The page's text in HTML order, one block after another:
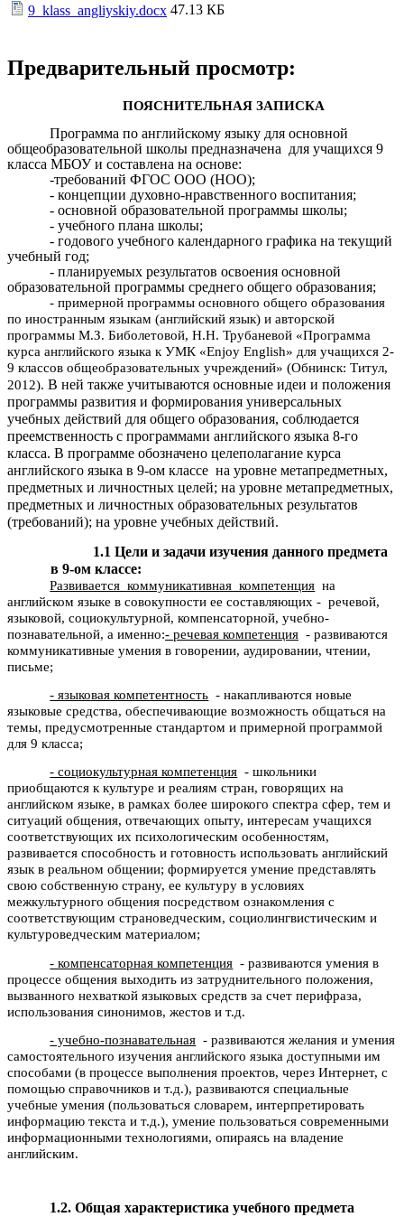
9_klass_angliyskiy.docx 47.13 КБ
Предварительный просмотр:
ПОЯСНИТЕЛЬНАЯ ЗАПИСКА
Программа по английскому языку для основной
общеобразовательной школы предназначена для учащихся 9
класса МБОУ и составлена на основе:
-требований ФГОС ООО (НОО);
- концепции духовно-нравственного воспитания;
- основной образовательной программы школы;
- учебного плана школы;
- годового учебного календарного графика на текущий
учебный год;
- планируемых результатов освоения основной
образовательной программы среднего общего образования;
- примерной программы основного общего образования
по иностранным языкам (английский язык) и авторской
программы М.З. Биболетовой, Н.Н. Трубаневой «Программа
курса английского языка к УМК «Enjoy English» для учащихся 2-
9 классов общеобразовательных учреждений» (Обнинск: Титул,
2012). В ней также учитываются основные идеи и положения
программы развития и формирования универсальных
учебных действий для общего образования, соблюдается
преемственность с программами английского языка 8-го
класса. В программе обозначено целеполагание курса
английского языка в 9-ом классе на уровне метапредметных,
предметных и личностных целей; на уровне метапредметных,
предметных и личностных образовательных результатов
(требований); на уровне учебных действий.
1.1 Цели и задачи изучения данного предмета
в 9-ом классе:
Развивается коммуникативная компетенция на
английском языке в совокупности ее составляющих - речевой,
языковой, социокультурной, компенсаторной, учебно-
познавательной, а именно:- речевая компетенция - развиваются
коммуникативные умения в говорении, аудировании, чтении,
письме;
- языковая компетентность - накапливаются новые
языковые средства, обеспечивающие возможность общаться на
темы, предусмотренные стандартом и примерной программой
для 9 класса;
- социокультурная компетенция - школьники
приобщаются к культуре и реалиям стран, говорящих на
английском языке, в рамках более широкого спектра сфер, тем и
ситуаций общения, отвечающих опыту, интересам учащихся
соответствующих их психологическим особенностям,
развивается способность и готовность использовать английский
язык в реальном общении; формируется умение представлять
свою собственную страну, ее культуру в условиях
межкультурного общения посредством ознакомления с
соответствующим страноведческим, социолингвистическим и
культуроведческим материалом;
- компенсаторная компетенция - развиваются умения в
процессе общения выходить из затруднительного положения,
вызванного нехваткой языковых средств за счет перифраза,
использования синонимов, жестов и т.д.
- учебно-познавательная - развиваются желания и умения
самостоятельного изучения английского языка доступными им
способами (в процессе выполнения проектов, через Интернет, с
помощью справочников и т.д.), развиваются специальные
учебные умения (пользоваться словарем, интерпретировать
информацию текста и т.д.), умение пользоваться современными
информационными технологиями, опираясь на владение
английским.
1.2. Общая характеристика учебного предмета